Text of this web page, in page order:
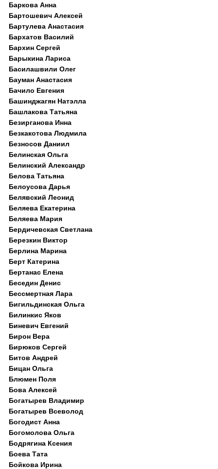
Баркова Анна
Бартошевич Алексей
Бартулева Анастасия
Бархатов Василий
Бархин Сергей
Барыкина Лариса
Басилашвили Олег
Бауман Анастасия
Бачило Евгения
Башинджагян Натэлла
Башлакова Татьяна
Безирганова Инна
Безкакотова Людмила
Безносов Даниил
Белинская Ольга
Белинский Александр
Белова Татьяна
Белоусова Дарья
Белявский Леонид
Беляева Екатерина
Беляева Мария
Бердичевская Светлана
Березкин Виктор
Берлина Марина
Берт Катерина
Бертанас Елена
Беседин Денис
Бессмертная Лара
Бигильдинская Ольга
Билинкис Яков
Биневич Евгений
Бирон Вера
Бирюков Сергей
Битов Андрей
Бицан Ольга
Блюмен Поля
Бова Алексей
Богатырев Владимир
Богатырев Всеволод
Богодист Анна
Богомолова Ольга
Бодрягина Ксения
Боева Тата
Бойкова Ирина